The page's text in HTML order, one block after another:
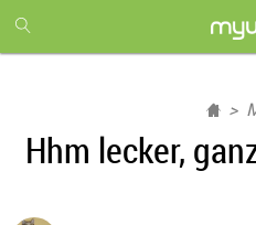
month
free
Hhm lecker,